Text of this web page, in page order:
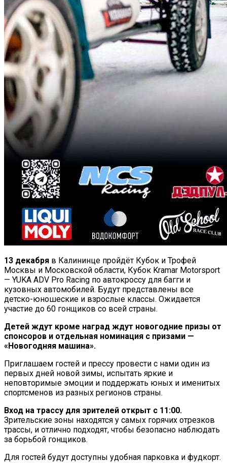
13 декабря в Калининце пройдёт Кубок и Трофей
Москвы и Московской области, Кубок Kramar Motorsport
— YUKA ADV Pro Racing по автокроссу для багги и
кузовных автомобилей. Будут представлены все
детско-юношеские и взрослые классы. Ожидается
участие до 60 гонщиков со всей страны.
Детей ждут кроме наград ждут новогодние призы от
спонсоров и отдельная номинация с призами —
«Новогодняя машина».
Приглашаем гостей и прессу провести с нами один из
первых дней новой зимы, испытать яркие и
неповторимые эмоции и поддержать юных и именитых
спортсменов из разных регионов страны.
Вход на трассу для зрителей открыт с 11:00.
Зрительские зоны находятся у самых горячих отрезков
трассы, и отлично подходят, чтобы безопасно наблюдать
за борьбой гонщиков.
Для гостей будут доступны удобная парковка и фудкорт.